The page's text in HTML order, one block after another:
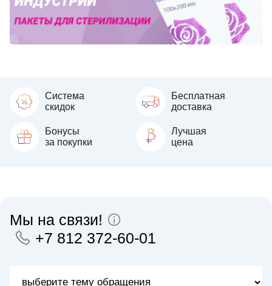
Система
скидок
Бесплатная
доставка
Бонусы
за покупки
Лучшая
цена
Мы на связи!
+7 812 372-60-01